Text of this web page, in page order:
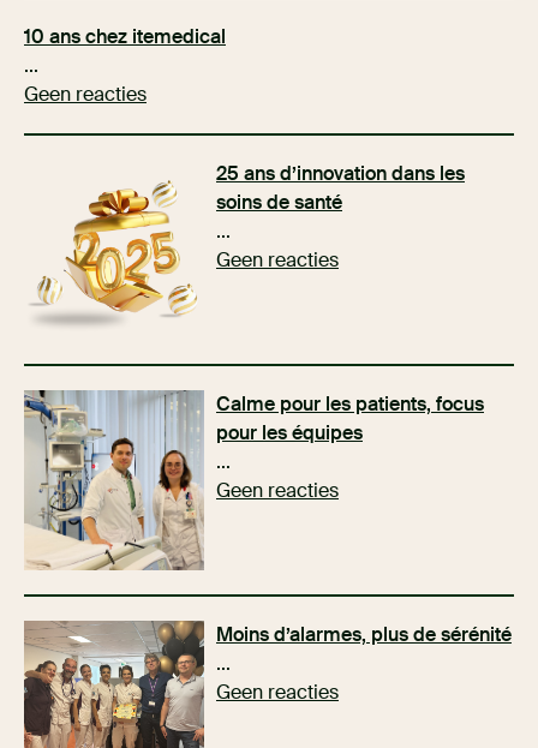
10 ans chez itemedical
...
Geen reacties
25 ans d’innovation dans les
soins de santé
...
Geen reacties
Calme pour les patients, focus
pour les équipes
...
Geen reacties
Moins d’alarmes, plus de sérénité
...
Geen reacties